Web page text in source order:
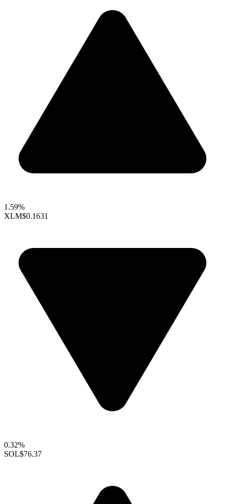
1.59%
XLM$0.1631
0.32%
SOL$76.37